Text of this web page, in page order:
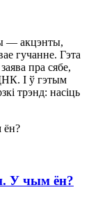
— акцэнты,
гучанне. Гэта
пра сябе,
І ў гэтым
трэнд: насіць
У чым ён?